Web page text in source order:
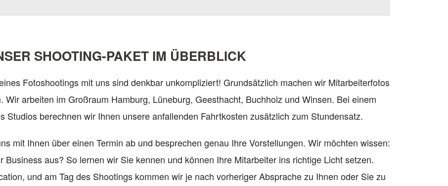
SHOOTING-PAKET IM ÜBERBLICK
Fotoshootings mit uns sind denkbar unkompliziert! Grundsätzlich machen wir Mitarbeiterfotos
Wir arbeiten im Großraum Hamburg, Lüneburg, Geesthacht, Buchholz und Winsen. Bei einem
Studios berechnen wir Ihnen unsere anfallenden Fahrtkosten zusätzlich zum Stundensatz.
mit Ihnen über einen Termin ab und besprechen genau Ihre Vorstellungen. Wir möchten wissen:
Business aus? So lernen wir Sie kennen und können Ihre Mitarbeiter ins richtige Licht setzen.
und am Tag des Shootings kommen wir je nach vorheriger Absprache zu Ihnen oder Sie zu